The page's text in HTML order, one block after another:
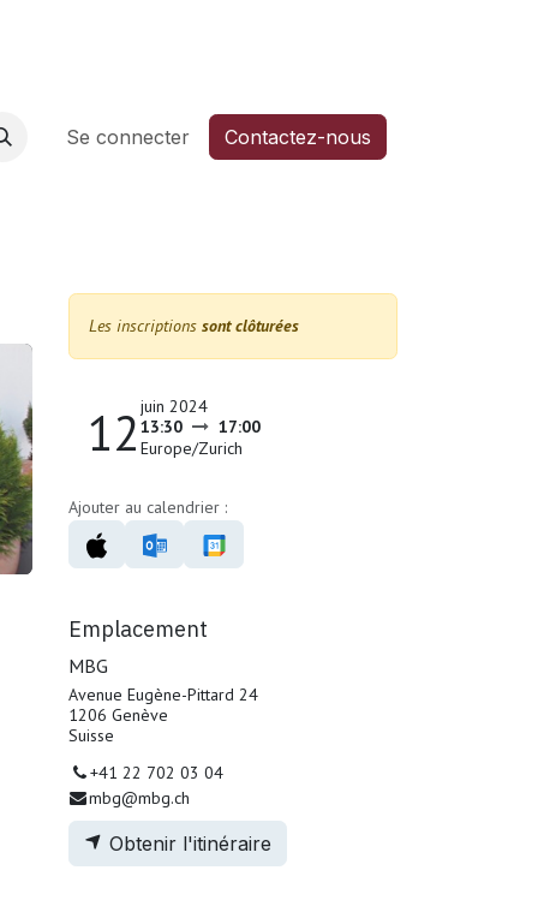
Se connecter Contactez-nous
Les inscriptions sont clôturées
12 juin 2024
13:30
17:00
Europe/Zurich
Ajouter au calendrier :
Emplacement
MBG
Avenue Eugène-Pittard 24
1206 Genève
Suisse
+41 22 702 03 04
mbg@mbg.ch
Obtenir l'itinéraire